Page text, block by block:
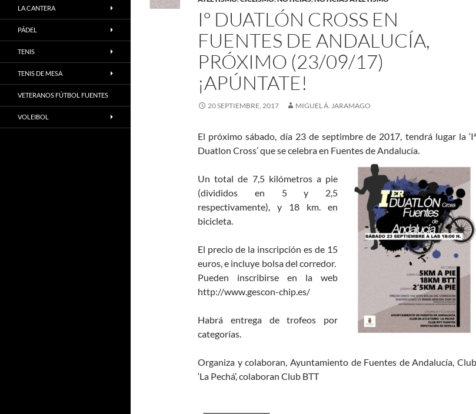
Iº DUATLÓN CROSS EN
FUENTES DE ANDALUCÍA,
PRÓXIMO (23/09/17)
¡APÚNTATE!
20 SEPTIEMBRE, 2017 MIGUEL Á. JARAMAGO
El próximo sábado, día 23 de septimbre de 2017, tendrá lugar la ‘Iª
Duatlon Cross’ que se celebra en Fuentes de Andalucía.
Un total de 7,5 kilómetros a pie
(divididos en 5 y 2,5
respectivamente), y 18 km. en
bicicleta.
El precio de la inscripción es de 15
euros, e incluye bolsa del corredor.
Pueden inscribirse en la web
http://www.gescon-chip.es/
Habrá entrega de trofeos por
categorías.
Organiza y colaboran, Ayuntamiento de Fuentes de Andalucía, Club
‘La Pechá’, colaboran Club BTT
LA CANTERA
PÁDEL
TENIS
TENIS DE MESA
VETERANOS FÚTBOL FUENTES
VOLEIBOL